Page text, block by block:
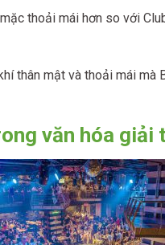
thoải mái hơn so với
thân mật và thoải mái mà
văn hóa giải